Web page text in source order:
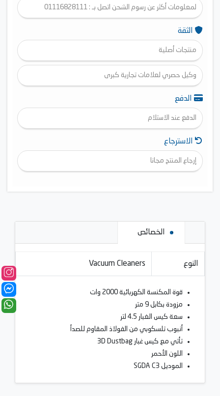
لمعلومات أكثر عن رسوم الشحن اتصل بـ : 01116828111
الثقة
منتجات أصلية
وكيل حصري لعلامات تجارية كبرى
الدفع
الدفع عند الاستلام
الاسترجاع
إرجاع المنتج مجانا
الخصائص
النوع Vacuum Cleaners
قوة المكنسة الكهربائية 2000 وات
مزودة بكابل 9 متر
سعة كيس الغبار 4.5 لتر
أنبوب تلسكوبي من الفولاذ المقاوم للصدأ
تأتي مع كيس غبار 3D Dustbag
اللون الأحمر
الموديل SGDA C3